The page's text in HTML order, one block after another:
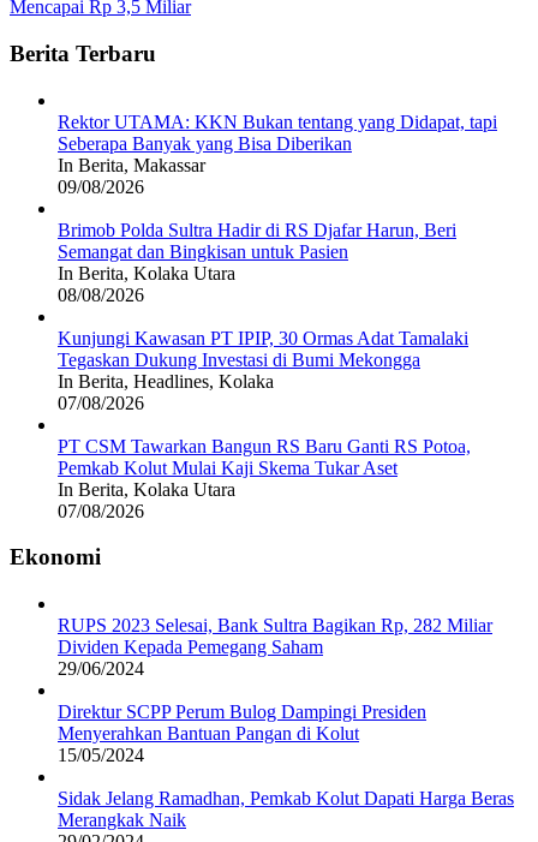
Mencapai Rp 3,5 Miliar
Berita Terbaru
Rektor UTAMA: KKN Bukan tentang yang Didapat, tapi
Seberapa Banyak yang Bisa Diberikan
In Berita, Makassar
09/08/2026
Brimob Polda Sultra Hadir di RS Djafar Harun, Beri
Semangat dan Bingkisan untuk Pasien
In Berita, Kolaka Utara
08/08/2026
Kunjungi Kawasan PT IPIP, 30 Ormas Adat Tamalaki
Tegaskan Dukung Investasi di Bumi Mekongga
In Berita, Headlines, Kolaka
07/08/2026
PT CSM Tawarkan Bangun RS Baru Ganti RS Potoa,
Pemkab Kolut Mulai Kaji Skema Tukar Aset
In Berita, Kolaka Utara
07/08/2026
Ekonomi
RUPS 2023 Selesai, Bank Sultra Bagikan Rp, 282 Miliar
Dividen Kepada Pemegang Saham
29/06/2024
Direktur SCPP Perum Bulog Dampingi Presiden
Menyerahkan Bantuan Pangan di Kolut
15/05/2024
Sidak Jelang Ramadhan, Pemkab Kolut Dapati Harga Beras
Merangkak Naik